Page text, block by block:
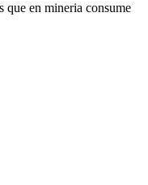
en mineria consume